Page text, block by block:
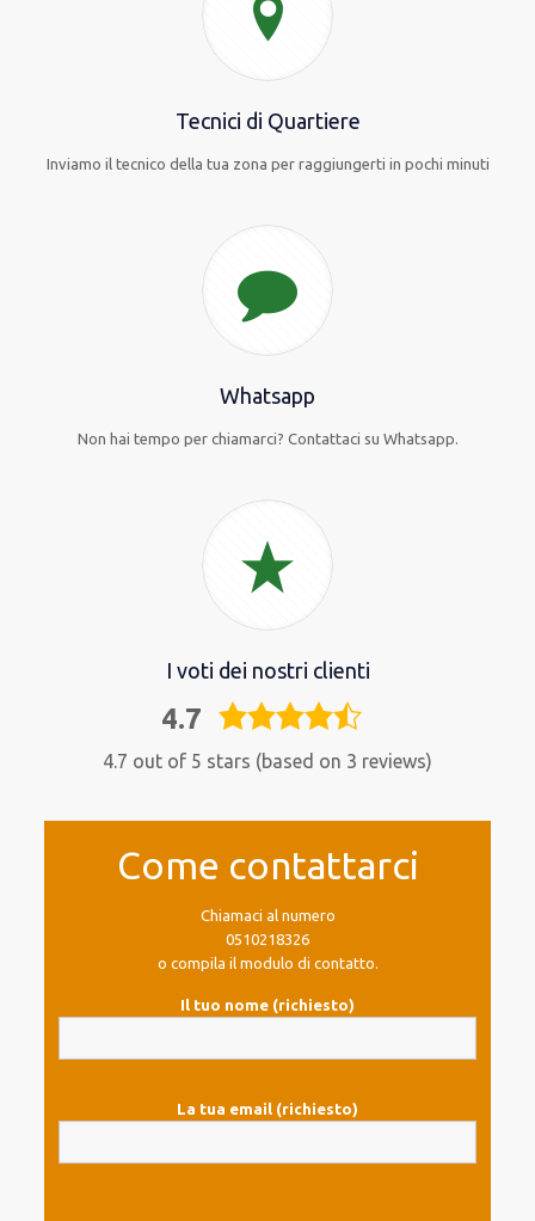
Tecnici di Quartiere
Inviamo il tecnico della tua zona per raggiungerti in pochi minuti
Whatsapp
Non hai tempo per chiamarci? Contattaci su Whatsapp.
I voti dei nostri clienti
4.7
4,7
4.7 out of 5 stars (based on 3 reviews)
Come contattarci
Chiamaci al numero
0510218326
o compila il modulo di contatto.
Il tuo nome (richiesto)
La tua email (richiesto)